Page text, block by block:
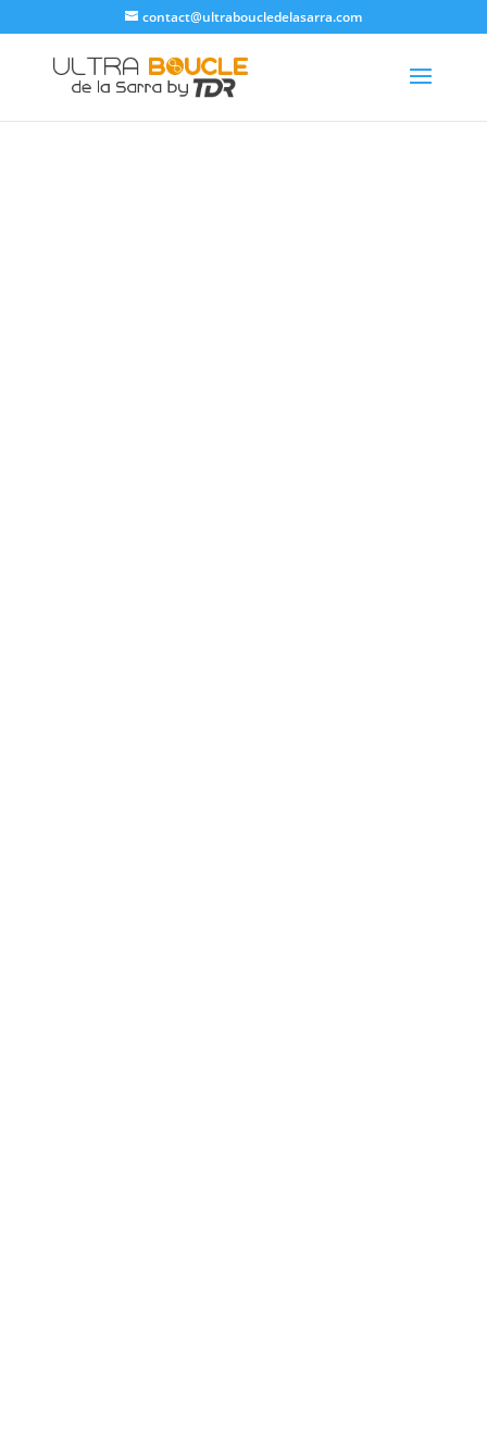
contact@ultraboucledelasarra.com